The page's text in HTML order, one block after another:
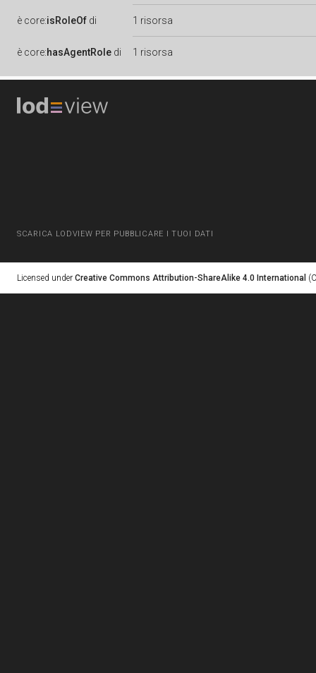
è core:isRoleOf di 1 risorsa
è core:hasAgentRole di 1 risorsa
SCARICA LODVIEW PER PUBBLICARE I TUOI DATI
Licensed under Creative Commons Attribution-ShareAlike 4.0 International